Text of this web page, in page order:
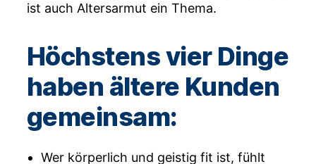
ist auch Altersarmut ein Thema.
Höchstens vier Dinge
haben ältere Kunden
gemeinsam:
Wer körperlich und geistig fit ist, fühlt